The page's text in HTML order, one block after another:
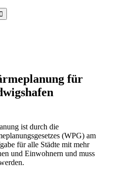
für
ist durch die
(WPG) am
für alle Städte mit mehr
und Einwohnern und muss